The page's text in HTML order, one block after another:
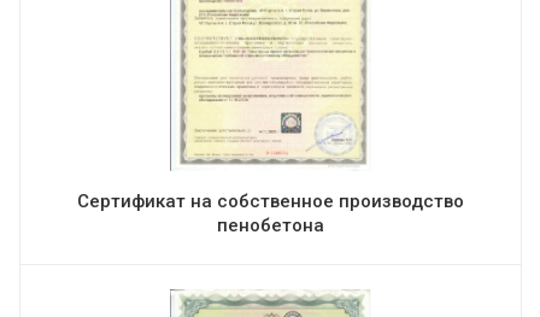
Сертификат на собственное производство
пенобетона